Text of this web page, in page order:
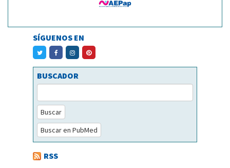
SÍGUENOS EN
BUSCADOR
Buscar
Buscar en PubMed
RSS